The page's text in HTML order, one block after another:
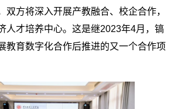
双方将深入开展产教融合、校企合作，
人才培养中心。这是继2023年4月，镐
教育数字化合作后推进的又一个合作项